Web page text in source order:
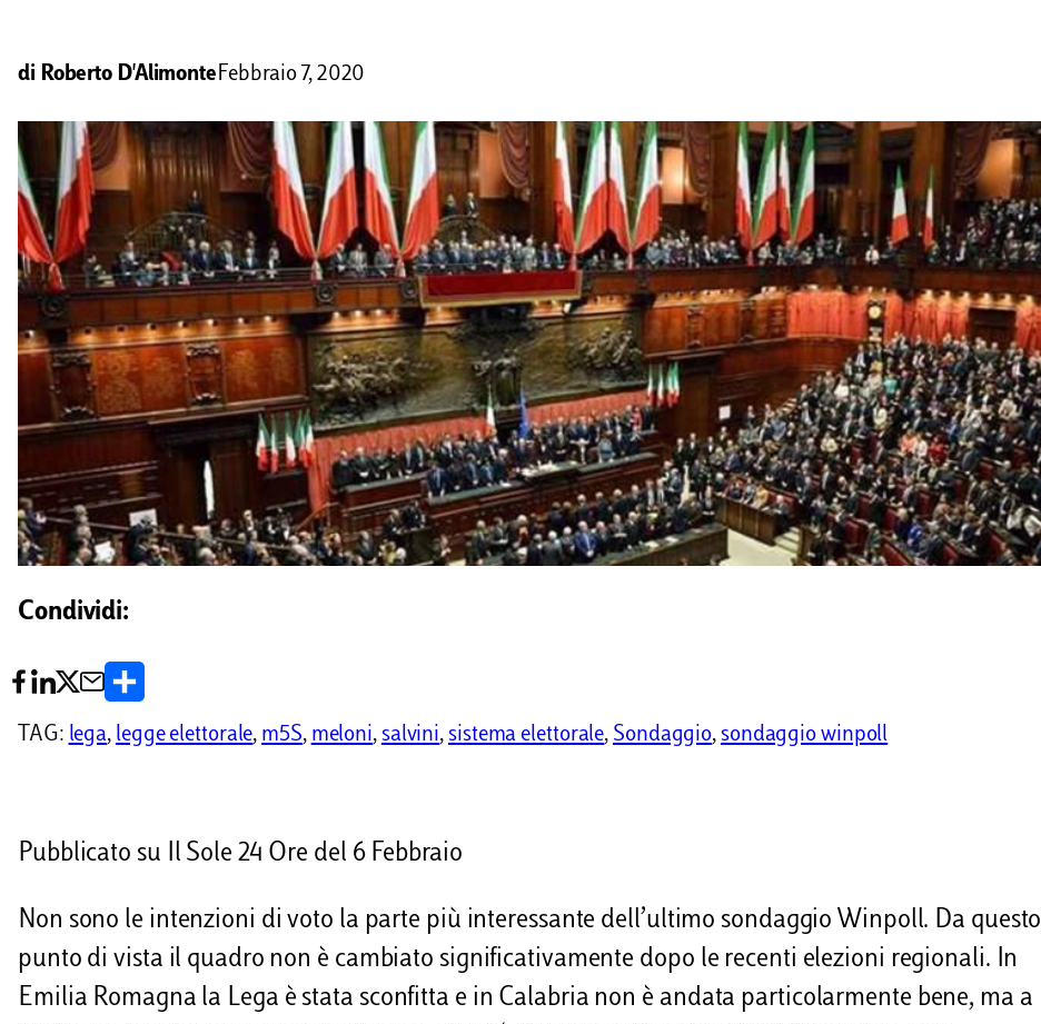
di Roberto D'AlimonteFebbraio 7, 2020
Condividi:
d
i
TAG: lega, legge elettorale, m5S, meloni, salvini, sistema elettorale, Sondaggio, sondaggio winpoll
Pubblicato su Il Sole 24 Ore del 6 Febbraio
Non sono le intenzioni di voto la parte più interessante dell’ultimo sondaggio Winpoll. Da questo
punto di vista il quadro non è cambiato significativamente dopo le recenti elezioni regionali. In
Emilia Romagna la Lega è stata sconfitta e in Calabria non è andata particolarmente bene, ma a